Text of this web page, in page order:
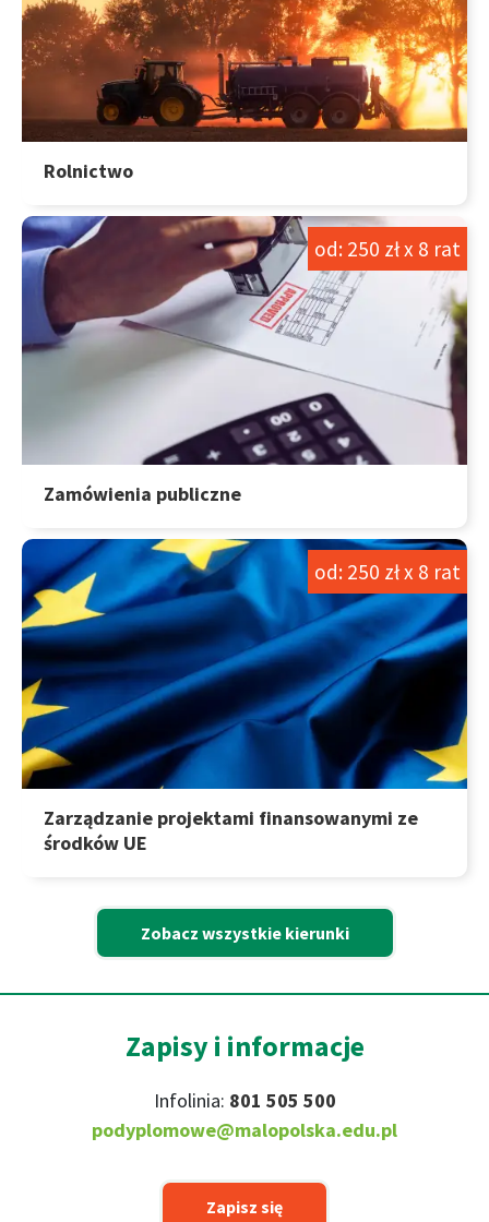
Rolnictwo
Zamówienia publiczne
od: 250 zł x 8 rat
Zarządzanie projektami finansowanymi ze
środków UE
od: 250 zł x 8 rat
Zobacz wszystkie kierunki
Zapisy i informacje
Infolinia: 801 505 500
podyplomowe@malopolska.edu.pl
Zapisz się